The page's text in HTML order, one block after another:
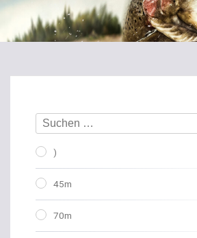
)
45m
70m